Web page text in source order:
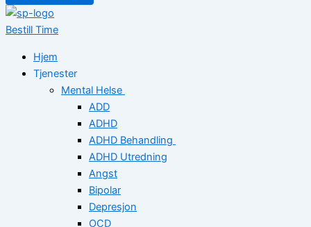
Bestill Time
Hjem
Tjenester
Mental Helse
ADD
ADHD
ADHD Behandling
ADHD Utredning
Angst
Bipolar
Depresjon
OCD